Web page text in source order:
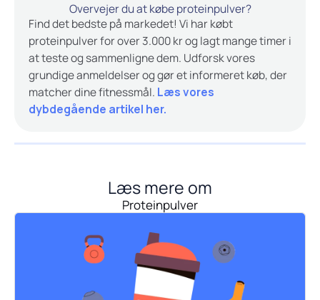
Overvejer du at købe proteinpulver?
Find det bedste på markedet! Vi har købt
proteinpulver for over 3.000 kr og lagt mange timer i
at teste og sammenligne dem. Udforsk vores
grundige anmeldelser og gør et informeret køb, der
matcher dine fitnessmål. Læs vores
dybdegående artikel her.
Læs mere om
Proteinpulver